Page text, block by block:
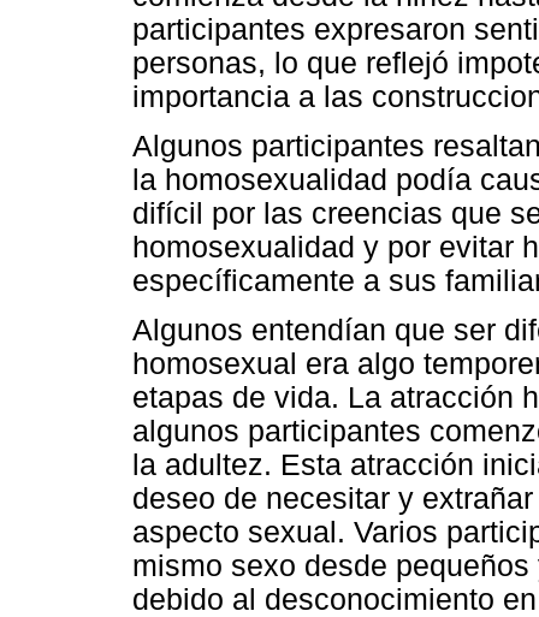
participantes expresaron
personas, lo que reflejó
importancia a las
Algunos participantes
la homosexualidad podía
difícil por las creencias que
homosexualidad y por evitar
específicamente a sus
Algunos entendían que ser
homosexual era algo
etapas de vida. La atracción
algunos participantes
la adultez. Esta atracción
deseo de necesitar y
aspecto sexual. Varios
mismo sexo desde
debido al desconocimiento